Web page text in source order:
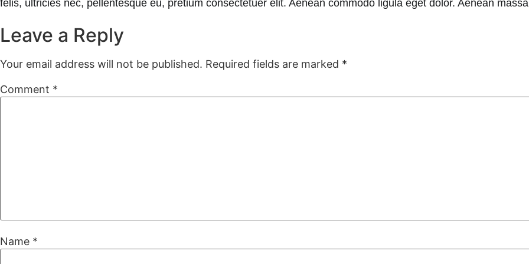
felis, ultricies nec, pellentesque eu, pretium consectetuer elit. Aenean commodo ligula eget dolor. Aenean
Leave a Reply
Your email address will not be published. Required fields are marked *
Comment *
Name *